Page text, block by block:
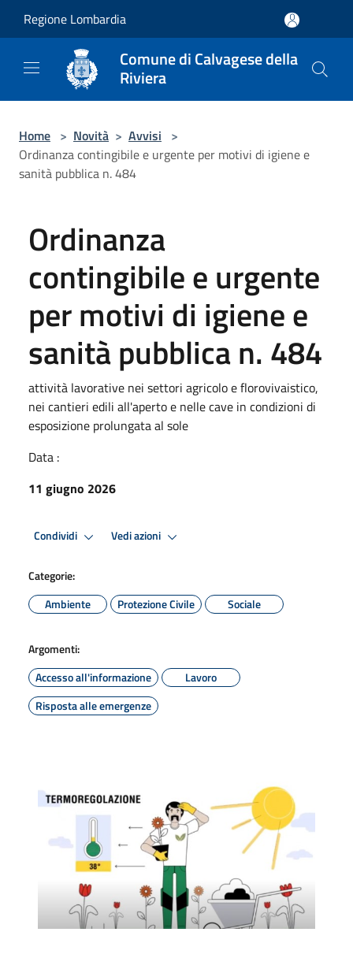
Regione Lombardia
Comune di Calvagese della
Riviera
Home > Novità > Avvisi >
Ordinanza contingibile e urgente per motivi di igiene e
sanità pubblica n. 484
Ordinanza
contingibile e urgente
per motivi di igiene e
sanità pubblica n. 484
attività lavorative nei settori agricolo e florovivaistico,
nei cantieri edili all'aperto e nelle cave in condizioni di
esposizione prolungata al sole
Data :
11 giugno 2026
Condividi Vedi azioni
Categorie:
Ambiente
Protezione Civile Sociale
Argomenti:
Accesso all'informazione
Lavoro
Risposta alle emergenze